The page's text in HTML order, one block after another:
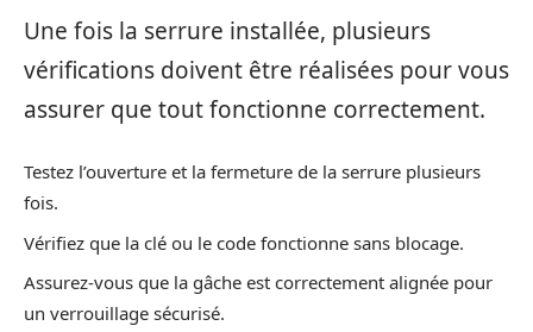
Une fois la serrure installée, plusieurs
vérifications doivent être réalisées pour vous
assurer que tout fonctionne correctement.
Testez l’ouverture et la fermeture de la serrure plusieurs
fois.
Vérifiez que la clé ou le code fonctionne sans blocage.
Assurez-vous que la gâche est correctement alignée pour
un verrouillage sécurisé.